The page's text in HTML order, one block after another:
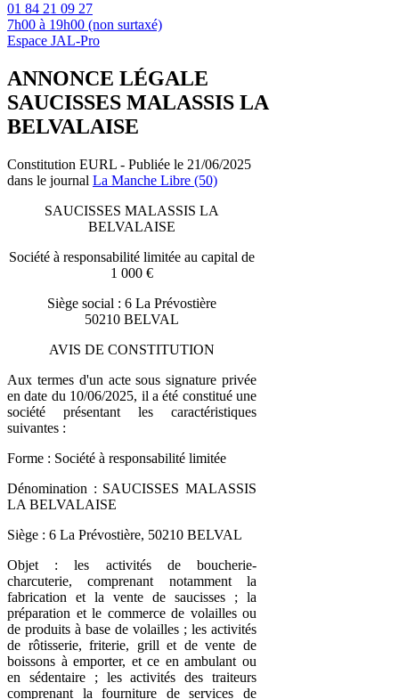
01 84 21 09 27
7h00 à 19h00 (non surtaxé)
Espace JAL-Pro
ANNONCE LÉGALE
SAUCISSES MALASSIS LA
BELVALAISE
Constitution EURL - Publiée le 21/06/2025
dans le journal La Manche Libre (50)
SAUCISSES MALASSIS LA
BELVALAISE
Société à responsabilité limitée au capital de
1 000 €
Siège social : 6 La Prévostière
50210 BELVAL
AVIS DE CONSTITUTION
Aux termes d'un acte sous signature privée
en date du 10/06/2025, il a été constitué une
société présentant les caractéristiques
suivantes :
Forme : Société à responsabilité limitée
Dénomination : SAUCISSES MALASSIS
LA BELVALAISE
Siège : 6 La Prévostière, 50210 BELVAL
Objet : les activités de boucherie-
charcuterie, comprenant notamment la
fabrication et la vente de saucisses ; la
préparation et le commerce de volailles ou
de produits à base de volailles ; les activités
de rôtisserie, friterie, grill et de vente de
boissons à emporter, et ce en ambulant ou
en sédentaire ; les activités des traiteurs
comprenant la fourniture de services de